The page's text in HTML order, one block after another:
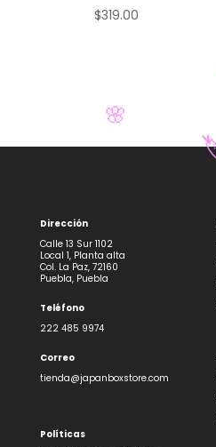
$319.00
Dirección
Calle 13 Sur 1102
Local 1, Planta alta
Col. La Paz, 72160
Puebla, Puebla
Teléfono
222 485 9974
Correo
tienda@japanboxstore.com
Políticas